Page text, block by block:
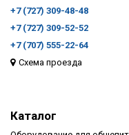
+7 (727) 309-48-48
+7 (727) 309-52-52
+7 (707) 555-22-64
Схема проезда
Каталог